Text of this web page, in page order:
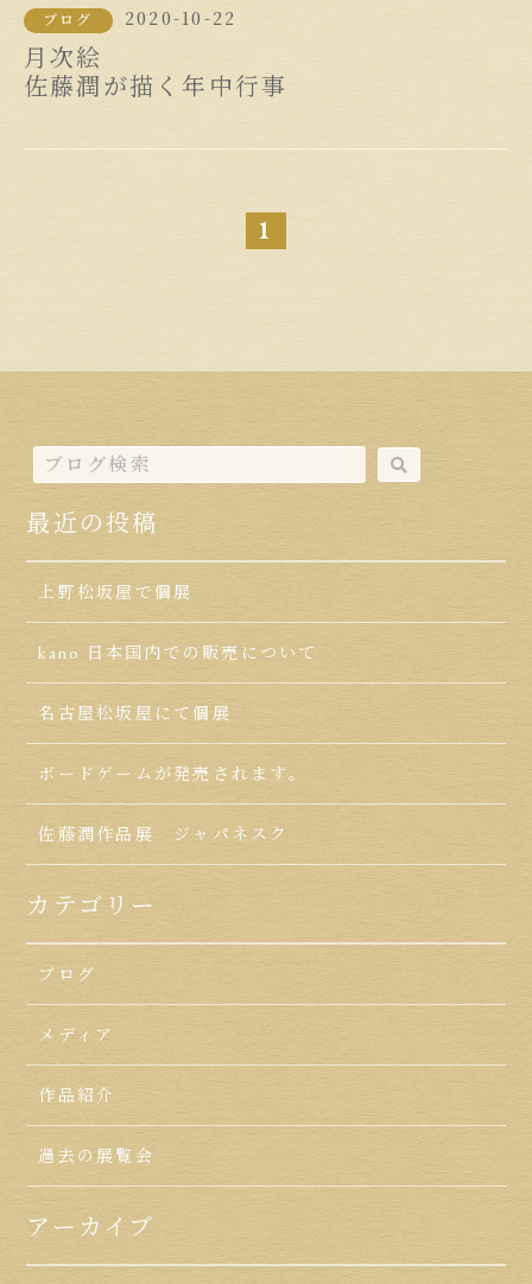
ブログ 2020-10-22
月次絵
佐藤潤が描く年中行事
1
最近の投稿
上野松坂屋で個展
kano 日本国内での販売について
名古屋松坂屋にて個展
ボードゲームが発売されます。
佐藤潤作品展 ジャパネスク
カテゴリー
ブログ
メディア
作品紹介
過去の展覧会
アーカイブ